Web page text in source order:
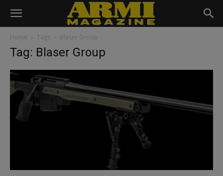
Home Tags Blaser Group
Tag: Blaser Group